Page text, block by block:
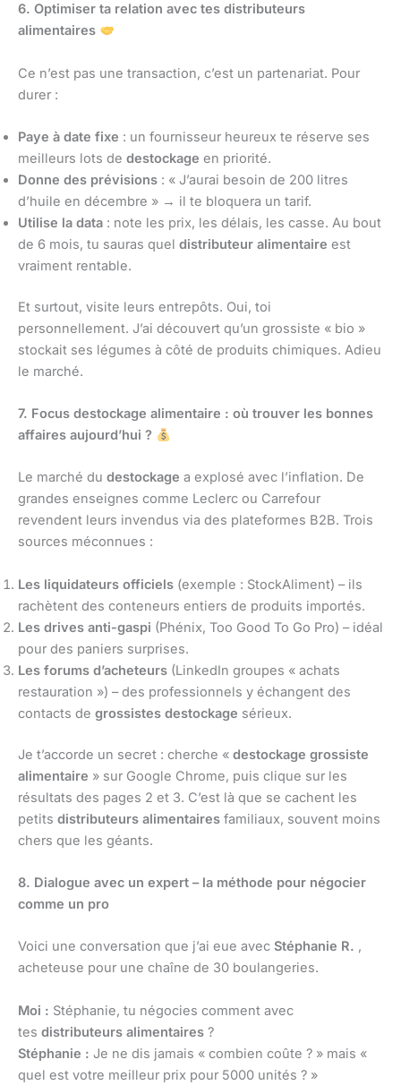
6. Optimiser ta relation avec tes distributeurs
alimentaires
Ce n’est pas une transaction, c’est un partenariat. Pour
durer :
Paye à date fixe : un fournisseur heureux te réserve ses
meilleurs lots de destockage en priorité.
Donne des prévisions : « J’aurai besoin de 200 litres
d’huile en décembre » → il te bloquera un tarif.
Utilise la data : note les prix, les délais, les casse. Au bout
de 6 mois, tu sauras quel distributeur alimentaire est
vraiment rentable.
Et surtout, visite leurs entrepôts. Oui, toi
personnellement. J’ai découvert qu’un grossiste « bio »
stockait ses légumes à côté de produits chimiques. Adieu
le marché.
7. Focus destockage alimentaire : où trouver les bonnes
affaires aujourd’hui ?
Le marché du destockage a explosé avec l’inflation. De
grandes enseignes comme Leclerc ou Carrefour
revendent leurs invendus via des plateformes B2B. Trois
sources méconnues :
Les liquidateurs officiels (exemple : StockAliment) – ils
rachètent des conteneurs entiers de produits importés.
Les drives anti-gaspi (Phénix, Too Good To Go Pro) – idéal
pour des paniers surprises.
Les forums d’acheteurs (LinkedIn groupes « achats
restauration ») – des professionnels y échangent des
contacts de grossistes destockage sérieux.
Je t’accorde un secret : cherche « destockage grossiste
alimentaire » sur Google Chrome, puis clique sur les
résultats des pages 2 et 3. C’est là que se cachent les
petits distributeurs alimentaires familiaux, souvent moins
chers que les géants.
8. Dialogue avec un expert – la méthode pour négocier
comme un pro
Voici une conversation que j’ai eue avec Stéphanie R. ,
acheteuse pour une chaîne de 30 boulangeries.
Moi : Stéphanie, tu négocies comment avec
tes distributeurs alimentaires ?
Stéphanie : Je ne dis jamais « combien coûte ? » mais «
quel est votre meilleur prix pour 5000 unités ? »